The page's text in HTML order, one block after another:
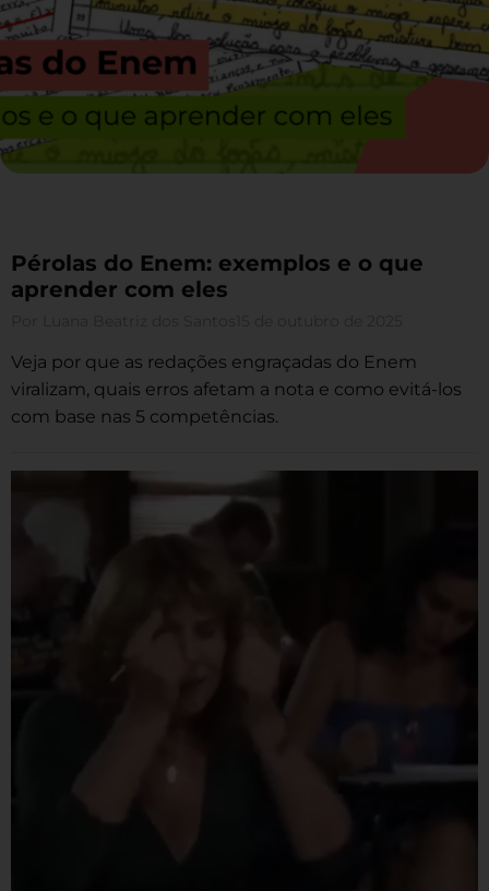
Pérolas do Enem: exemplos e o que
aprender com eles
Veja por que as redações engraçadas do Enem
viralizam, quais erros afetam a nota e como evitá-los
com base nas 5 competências.